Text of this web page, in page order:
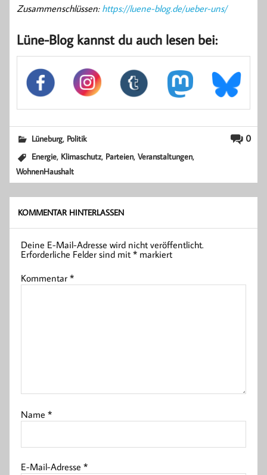
Zusammenschlüssen: https://luene-blog.de/ueber-uns/
Lüne-Blog kannst du auch lesen bei:
0
Lüneburg, Politik
Energie, Klimaschutz, Parteien,Veranstaltungen,
WohnenHaushalt
KOMMENTAR HINTERLASSEN
Deine E-Mail-Adresse wird nicht veröffentlicht.
Erforderliche Felder sind mit* markiert
Kommentar*
Name*
E-Mail-Adresse*